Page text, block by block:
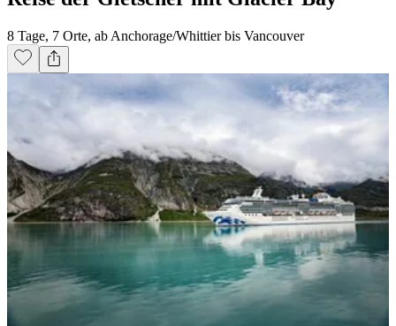
8 Tage, 7 Orte, ab Anchorage/Whittier bis Vancouver